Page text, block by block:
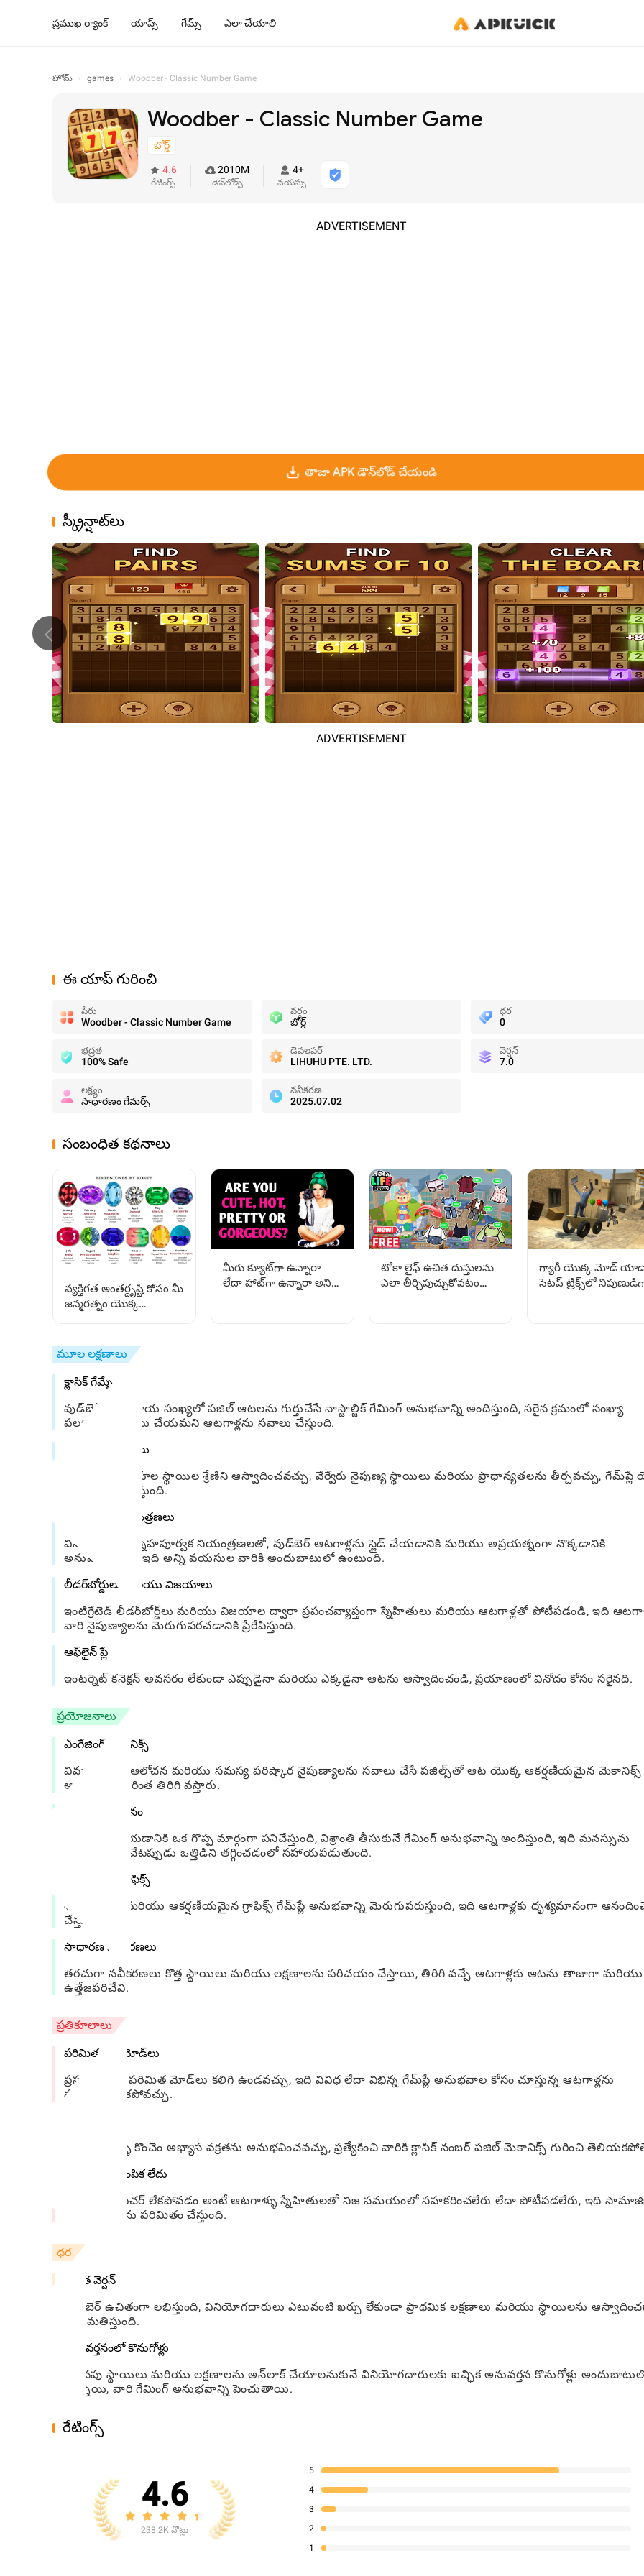
ప్రముఖ ర్యాంక్ యాప్స్ గేమ్స్ ఎలా చేయాలి
హోమ్ › games › Woodber - Classic Number Game
Woodber - Classic Number Game
బోర్డ్
4.6
రేటింగ్స్
2010M
డౌన్‌లోడ్స్
4+
వయస్సు
ADVERTISEMENT
తాజా APK డౌన్‌లోడ్ చేయండి
స్క్రీన్షాట్‌లు
ADVERTISEMENT
ఈ యాప్ గురించి
పేరు
Woodber - Classic Number Game
వర్గం
బోర్డ్
ధర
0
భద్రత
100% Safe
డెవలపర్
LIHUHU PTE. LTD.
వెర్షన్
7.0
లక్ష్యం
సాధారణం గేమర్స్
నవీకరణ
2025.07.02
సంబంధిత కథనాలు
వ్యక్తిగత అంతర్దృష్టి కోసం మీ
జన్మరత్నం యొక్క
మీరు క్యూట్‌గా ఉన్నారా
లేదా హాట్‌గా ఉన్నారా అని
టోకా లైఫ్ ఉచిత దుస్తులను
ఎలా తీర్చిపుచ్చుకోవటం
గ్యారీ యొక్క మోడ్
సెటప్ ట్రిక్స్‌లో
మూల లక్షణాలు
క్లాసిక్ గేమ్ప్లే
వుడ్‌బెర్ సాంప్రదాయ సంఖ్యలో పజిల్ ఆటలను గుర్తుచేసే నాస్టాల్జిక్ గేమింగ్ అనుభవాన్ని అందిస్తుంది, సరైన క్రమంలో సంఖ్యా
పలకలను ఏర్పాటు చేయమని ఆటగాళ్లను సవాలు చేస్తుంది.
అనుకూల స్థాయిలు
ఆటగాళ్ళు అనుకూల స్థాయిల శ్రేణిని ఆస్వాదించవచ్చు, వేర్వేరు నైపుణ్య స్థాయిలు మరియు ప్రాధాన్యతలను తీర్చవచ్చు, గేమ్‌ప్లే
గంటలను నిర్ధారిస్తుంది.
సహజమైన నియంత్రణలు
వినియోగదారు-స్నేహపూర్వక నియంత్రణలతో, వుడ్‌బెర్ ఆటగాళ్లను స్లైడ్ చేయడానికి మరియు అప్రయత్నంగా నొక్కడానికి
అనుమతిస్తుంది, ఇది అన్ని వయసుల వారికి అందుబాటులో ఉంటుంది.
లీడర్‌బోర్డులు మరియు విజయాలు
ఇంటిగ్రేటెడ్ లీడర్‌బోర్డ్‌లు మరియు విజయాల ద్వారా ప్రపంచవ్యాప్తంగా స్నేహితులు మరియు ఆటగాళ్లతో పోటీపడండి, ఇది
వారి నైపుణ్యాలను మెరుగుపరచడానికి ప్రేరేపిస్తుంది.
ఆఫ్‌లైన్ ప్లే
ఇంటర్నెట్ కనెక్షన్ అవసరం లేకుండా ఎప్పుడైనా మరియు ఎక్కడైనా ఆటను ఆస్వాదించండి, ప్రయాణంలో వినోదం కోసం సరైనది.
ప్రయోజనాలు
ఎంగేజింగ్ మెకానిక్స్
విమర్శనాత్మక ఆలోచన మరియు సమస్య పరిష్కార నైపుణ్యాలను సవాలు చేసే పజిల్స్‌తో ఆట యొక్క ఆకర్షణీయమైన మెకానిక్స్
ఆటగాళ్లను మరింత తిరిగి వస్తారు.
ఒత్తిడి ఉపశమనం
వుడ్బర్ విడదీయడానికి ఒక గొప్ప మార్గంగా పనిచేస్తుంది, విశ్రాంతి తీసుకునే గేమింగ్ అనుభవాన్ని అందిస్తుంది, ఇది మనస్సును
పదునుగా ఉంచేటప్పుడు ఒత్తిడిని తగ్గించడంలో సహాయపడుతుంది.
రంగురంగుల గ్రాఫిక్స్
శక్తివంతమైన మరియు ఆకర్షణీయమైన గ్రాఫిక్స్ గేమ్‌ప్లే అనుభవాన్ని మెరుగుపరుస్తుంది, ఇది ఆటగాళ్లకు దృశ్యమానంగా
చేస్తుంది.
సాధారణ నవీకరణలు
తరచుగా నవీకరణలు కొత్త స్థాయిలు మరియు లక్షణాలను పరిచయం చేస్తాయి, తిరిగి వచ్చే ఆటగాళ్లకు ఆటను తాజాగా మరియు
ఉత్తేజపరిచేవి.
ప్రతికూలాలు
పరిమిత ఆట మోడ్‌లు
ప్రస్తుతం, ఆట పరిమిత మోడ్‌లు కలిగి ఉండవచ్చు, ఇది వివిధ లేదా విభిన్న గేమ్‌ప్లే అనుభవాల కోసం చూస్తున్న ఆటగాళ్లను
సంతృప్తిపరచకపోవచ్చు.
క్రొత్త ఆటగాళ్ళు కొంచెం అభ్యాస వక్రతను అనుభవించవచ్చు, ప్రత్యేకించి వారికి క్లాసిక్ నంబర్ పజిల్ మెకానిక్స్ గురించి
మల్టీప్లేయర్ ఎంపిక లేదు
మల్టీప్లేయర్ ఫీచర్ లేకపోవడం అంటే ఆటగాళ్ళు స్నేహితులతో నిజ సమయంలో సహకరించలేరు లేదా పోటీపడలేరు, ఇది
పరస్పర చర్యను పరిమితం చేస్తుంది.
ధర
ఉచిత వెర్షన్
వుడ్‌బెర్ ఉచితంగా లభిస్తుంది, వినియోగదారులు ఎటువంటి ఖర్చు లేకుండా ప్రాథమిక లక్షణాలు మరియు స్థాయిలను
అనుమతిస్తుంది.
అనువర్తనంలో కొనుగోళ్లు
అదనపు స్థాయిలు మరియు లక్షణాలను అన్‌లాక్ చేయాలనుకునే వినియోగదారులకు ఐచ్ఛిక అనువర్తన కొనుగోళ్లు
ఉన్నాయి, వారి గేమింగ్ అనుభవాన్ని పెంచుతాయి.
రేటింగ్స్
4.6
238.2K వోట్లు
5
4
3
2
1